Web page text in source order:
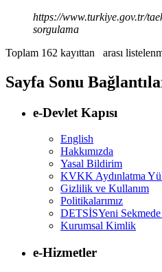
https://www.turkiye.gov.tr/
sorgulama
Toplam 162 kayıttan
arası
Sayfa Sonu
e-Devlet Kapısı
English
Hakkımızda
Yasal Bildirim
KVKK Aydınlatma
Gizlilik ve Kullanım
Politikalarımız
DETSİSYeni Sekmede
Kurumsal Kimlik
e-Hizmetler